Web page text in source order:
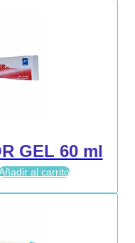
GEL 60 ml
al carrito